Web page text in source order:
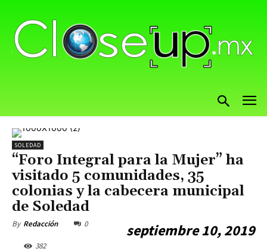
SOLEDAD
“Foro Integral para la Mujer” ha
visitado 5 comunidades, 35
colonias y la cabecera municipal
de Soledad
By Redacción septiembre 10, 2019
0
382